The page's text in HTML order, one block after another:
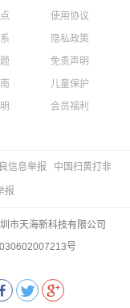
使用协议
隐私政策
免责声明
儿童保护
会员福利
信息举报 中国扫黄打非
报
市天海新科技有限公司
号